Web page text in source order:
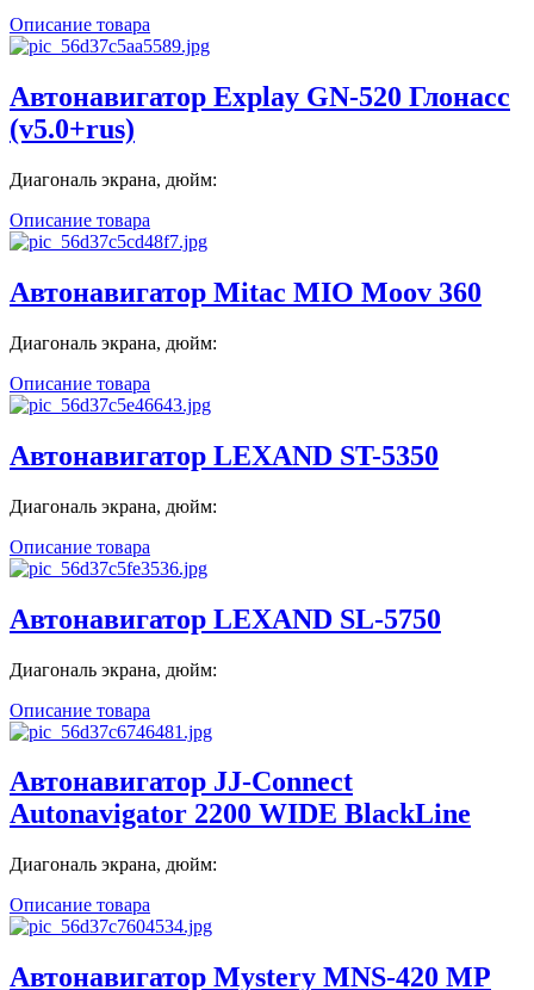
Описание товара
Автонавигатор Explay GN-520 Глонасс
(v5.0+rus)
Диагональ экрана, дюйм:
Описание товара
Автонавигатор Mitac MIO Moov 360
Диагональ экрана, дюйм:
Описание товара
Автонавигатор LEXAND ST-5350
Диагональ экрана, дюйм:
Описание товара
Автонавигатор LEXAND SL-5750
Диагональ экрана, дюйм:
Описание товара
Автонавигатор JJ-Connect
Autonavigator 2200 WIDE BlackLine
Диагональ экрана, дюйм:
Описание товара
Автонавигатор Mystery MNS-420 MP